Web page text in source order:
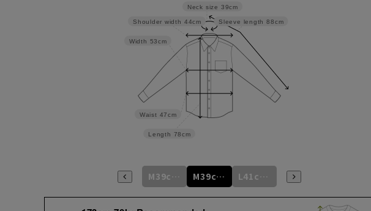
Sleeve length 88cm
Neck size 39cm
Length 78cm
Waist 47cm
Width 53cm
Shoulder width 44cm
M39cm/86cm M39cm/88cm L41cm/82cm